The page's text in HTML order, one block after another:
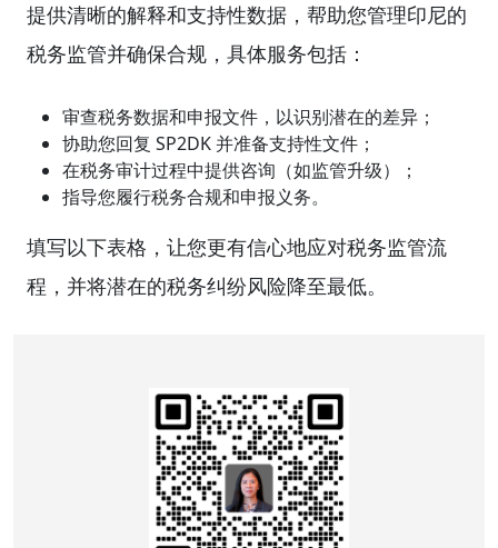
提供清晰的解释和支持性数据，帮助您管理印尼的
税务监管并确保合规，具体服务包括：
审查税务数据和申报文件，以识别潜在的差异；
协助您回复 SP2DK 并准备支持性文件；
在税务审计过程中提供咨询（如监管升级）；
指导您履行税务合规和申报义务。
填写以下表格，让您更有信心地应对税务监管流
程，并将潜在的税务纠纷风险降至最低。